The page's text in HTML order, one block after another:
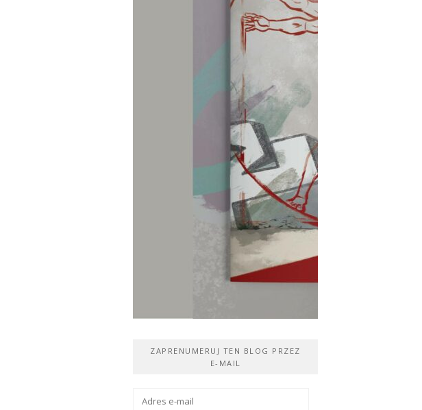
ZAPRENUMERUJ TEN BLOG PRZEZ
E-MAIL
Adres